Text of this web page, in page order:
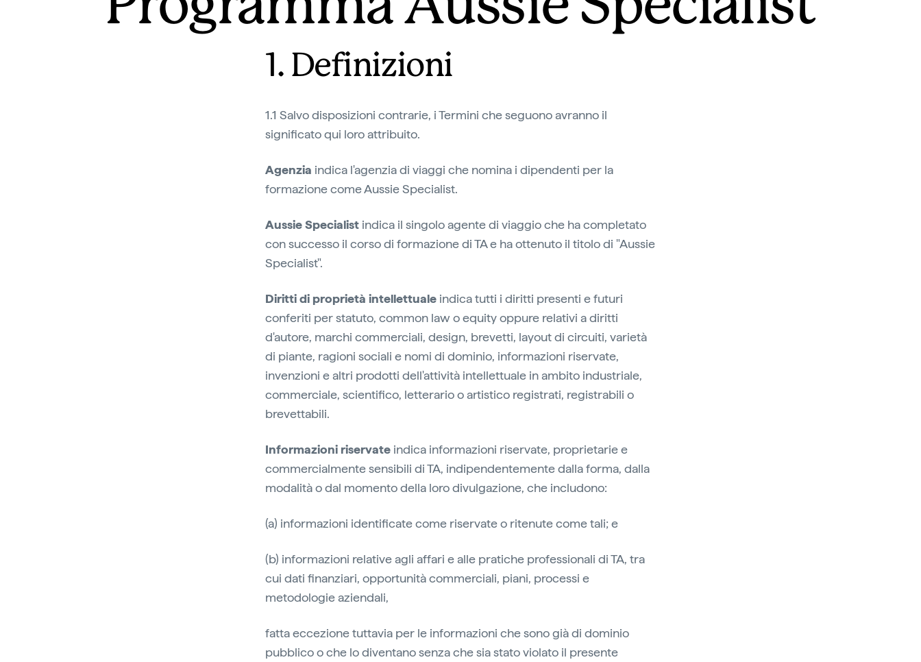
1. Definizioni
1.1 Salvo disposizioni contrarie, i Termini che seguono avranno il
significato qui loro attribuito.
Agenzia indica l'agenzia di viaggi che nomina i dipendenti per la
formazione come Aussie Specialist.
Aussie Specialist indica il singolo agente di viaggio che ha completato
con successo il corso di formazione di TA e ha ottenuto il titolo di "Aussie
Specialist".
Diritti di proprietà intellettuale indica tutti i diritti presenti e futuri
conferiti per statuto, common law o equity oppure relativi a diritti
d'autore, marchi commerciali, design, brevetti, layout di circuiti, varietà
di piante, ragioni sociali e nomi di dominio, informazioni riservate,
invenzioni e altri prodotti dell'attività intellettuale in ambito industriale,
commerciale, scientifico, letterario o artistico registrati, registrabili o
brevettabili.
Informazioni riservate indica informazioni riservate, proprietarie e
commercialmente sensibili di TA, indipendentemente dalla forma, dalla
modalità o dal momento della loro divulgazione, che includono:
(a) informazioni identificate come riservate o ritenute come tali; e
(b) informazioni relative agli affari e alle pratiche professionali di TA, tra
cui dati finanziari, opportunità commerciali, piani, processi e
metodologie aziendali,
fatta eccezione tuttavia per le informazioni che sono già di dominio
pubblico o che lo diventano senza che sia stato violato il presente